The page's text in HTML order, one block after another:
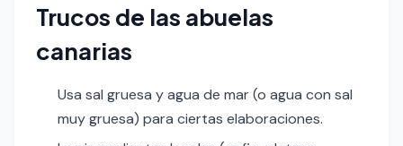
Trucos de las abuelas
canarias
Usa sal gruesa y agua de mar (o agua con sal
muy gruesa) para ciertas elaboraciones.